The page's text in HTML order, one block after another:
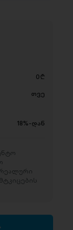
0 D
თვე
18%-დან